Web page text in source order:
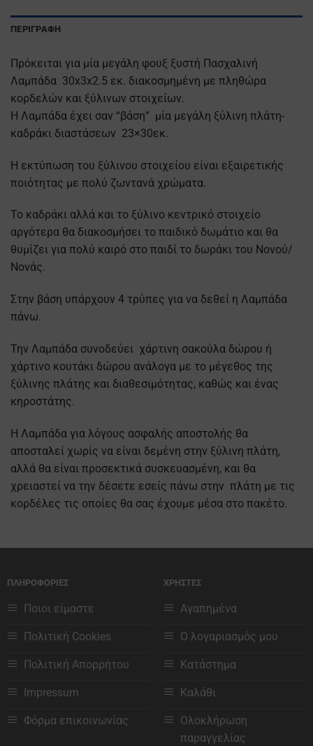
ΠΕΡΙΓΡΑΦΉ
Πρόκειται για μία μεγάλη φουξ ξυστή Πασχαλινή
Λαμπάδα 30x3x2.5 εκ. διακοσμημένη με πληθώρα
κορδελών και ξύλινων στοιχείων.
Η Λαμπάδα έχει σαν “βάση” μία μεγάλη ξύλινη πλάτη-
καδράκι διαστάσεων 23×30εκ.
Η εκτύπωση του ξύλινου στοιχείου είναι εξαιρετικής
ποιότητας με πολύ ζωντανά χρώματα.
Το καδράκι αλλά και το ξύλινο κεντρικό στοιχείο
αργότερα θα διακοσμήσει το παιδικό δωμάτιο και θα
θυμίζει για πολύ καιρό στο παιδί το δωράκι του Νονού/
Νονάς.
Στην βάση υπάρχουν 4 τρύπες για να δεθεί η Λαμπάδα
πάνω.
Την Λαμπάδα συνοδεύει χάρτινη σακούλα δώρου ή
χάρτινο κουτάκι δώρου ανάλογα με το μέγεθος της
ξύλινης πλάτης και διαθεσιμότητας, καθώς και ένας
κηροστάτης.
Η Λαμπάδα για λόγους ασφαλής αποστολής θα
αποσταλεί χωρίς να είναι δεμένη στην ξύλινη πλάτη,
αλλά θα είναι προσεκτικά συσκευασμένη, και θα
χρειαστεί να την δέσετε εσείς πάνω στην πλάτη με τις
κορδέλες τις οποίες θα σας έχουμε μέσα στο πακέτο.
ΠΛΗΡΟΦΟΡΙΕΣ
Ποιοι είμαστε
Πολιτική Cookies
Πολιτική Απορρήτου
Impressum
Φόρμα επικοινωνίας
ΧΡΗΣΤΕΣ
Αγαπημένα
Ο λογαριασμός μου
Κατάστημα
Καλάθι
Ολοκλήρωση
παραγγελίας